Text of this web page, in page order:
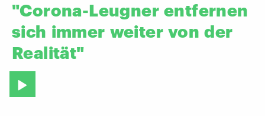
"Corona-Leugner entfernen
sich immer weiter von der
Realität"